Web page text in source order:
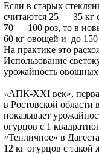
Если в старых
считаются 25 — 35 кг
70 — 100 роз, то в
60 кг овощей и до 150
На практике это
Использование
урожайность
«АПК-XXI век»,
в Ростовской области
показывает
огурцов с 1
«Тепличное» в
12 кг огурцов с